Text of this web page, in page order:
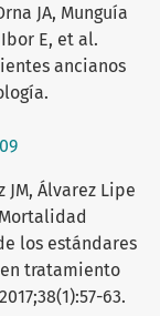
JA, Munguía
E, et al.
ancianos
JM, Álvarez Lipe
los estándares
tratamiento
63.